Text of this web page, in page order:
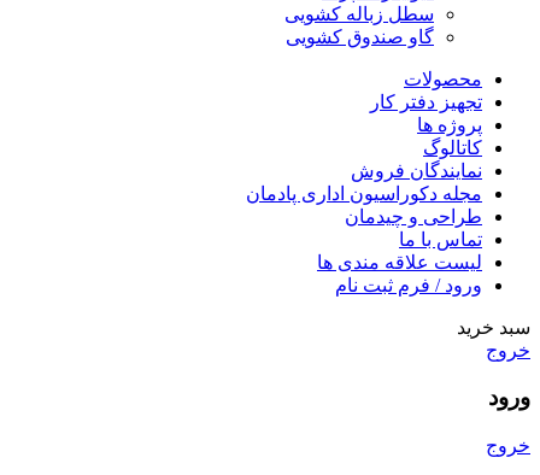
سطل زباله کشویی
گاو صندوق کشویی
محصولات
تجهیز دفتر کار
پروژه ها
کاتالوگ
نمایندگان فروش
مجله دکوراسیون اداری پادمان
طراحی و چیدمان
تماس با ما
لیست علاقه مندی ها
ورود / فرم ثبت نام
سبد خرید
خروج
ورود
خروج